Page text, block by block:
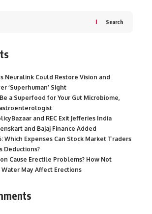
Search
Neuralink Could Restore Vision and
‘Superhuman’ Sight
a Superfood for Your Gut Microbiome,
and REC Exit Jefferies India
and Bajaj Finance Added
Which Expenses Can Stock Market Traders
Deductions?
Cause Erectile Problems? How Not
May Affect Erections